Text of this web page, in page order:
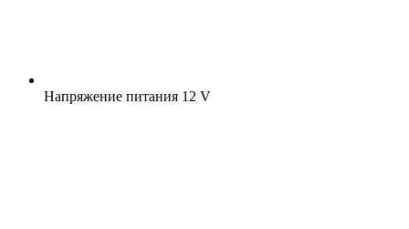
Напряжение питания 12 V